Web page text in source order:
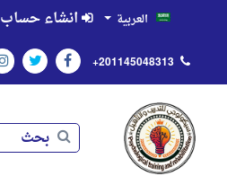
العربية انشاء حساب
+201145048313
بحث